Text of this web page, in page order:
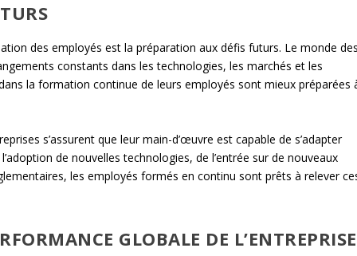
des employés est la préparation aux défis futurs. Le monde
constants dans les technologies, les marchés et les
la formation continue de leurs employés sont mieux préparées
s’assurent que leur main-d’œuvre est capable de s’adapter
de nouvelles technologies, de l’entrée sur de nouveaux
les employés formés en continu sont prêts à relever
GLOBALE DE L’ENTREPRISE